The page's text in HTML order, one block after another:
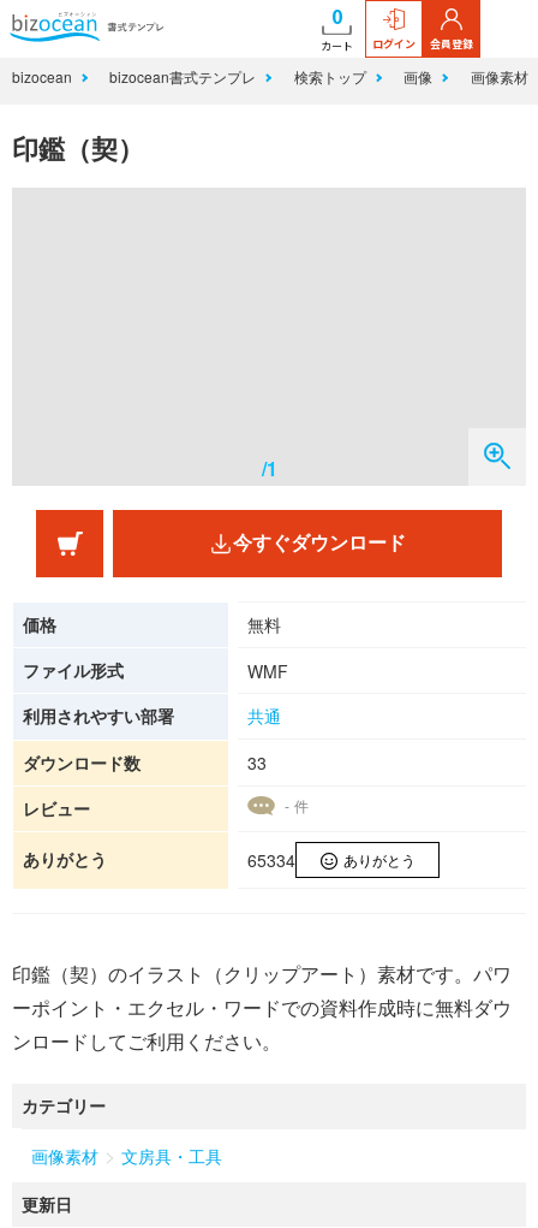
0
カート ログイン 会員登録
bizocean bizocean書式テンプレ 検索トップ 画像 画像素材
印鑑（契）
/1
今すぐダウンロード
価格
無料
ファイル形式
WMF
利用されやすい部署
共通
ダウンロード数
33
レビュー
- 件
ありがとう 65334 ありがとう
印鑑（契）のイラスト（クリップアート）素材です。パワ
ーポイント・エクセル・ワードでの資料作成時に無料ダウ
ンロードしてご利用ください。
カテゴリー
画像素材 > 文房具・工具
更新日